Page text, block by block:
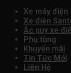
Xe máy điện
Xe điện
Ác quy xe
Phụ tùng
Khuyến mãi
Tin Tức Mới
Liên Hệ